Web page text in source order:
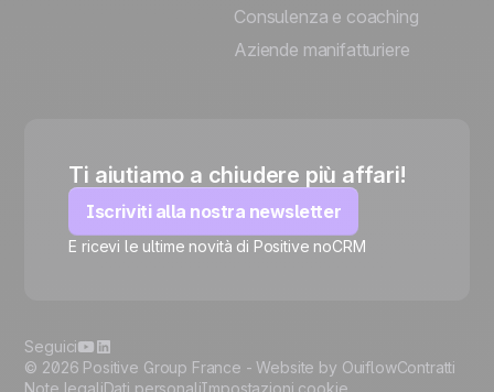
🍪
Consulenza e coaching
Aziende manifatturiere
Ti aiutiamo a chiudere più affari!
Iscriviti alla nostra newsletter
E ricevi le ultime novità di Positive noCRM
© 2026 Positive Group France -Website by OuiflowContratti
Seguici